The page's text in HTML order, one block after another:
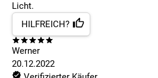
Licht.
HILFREICH?
Werner
20.12.2022